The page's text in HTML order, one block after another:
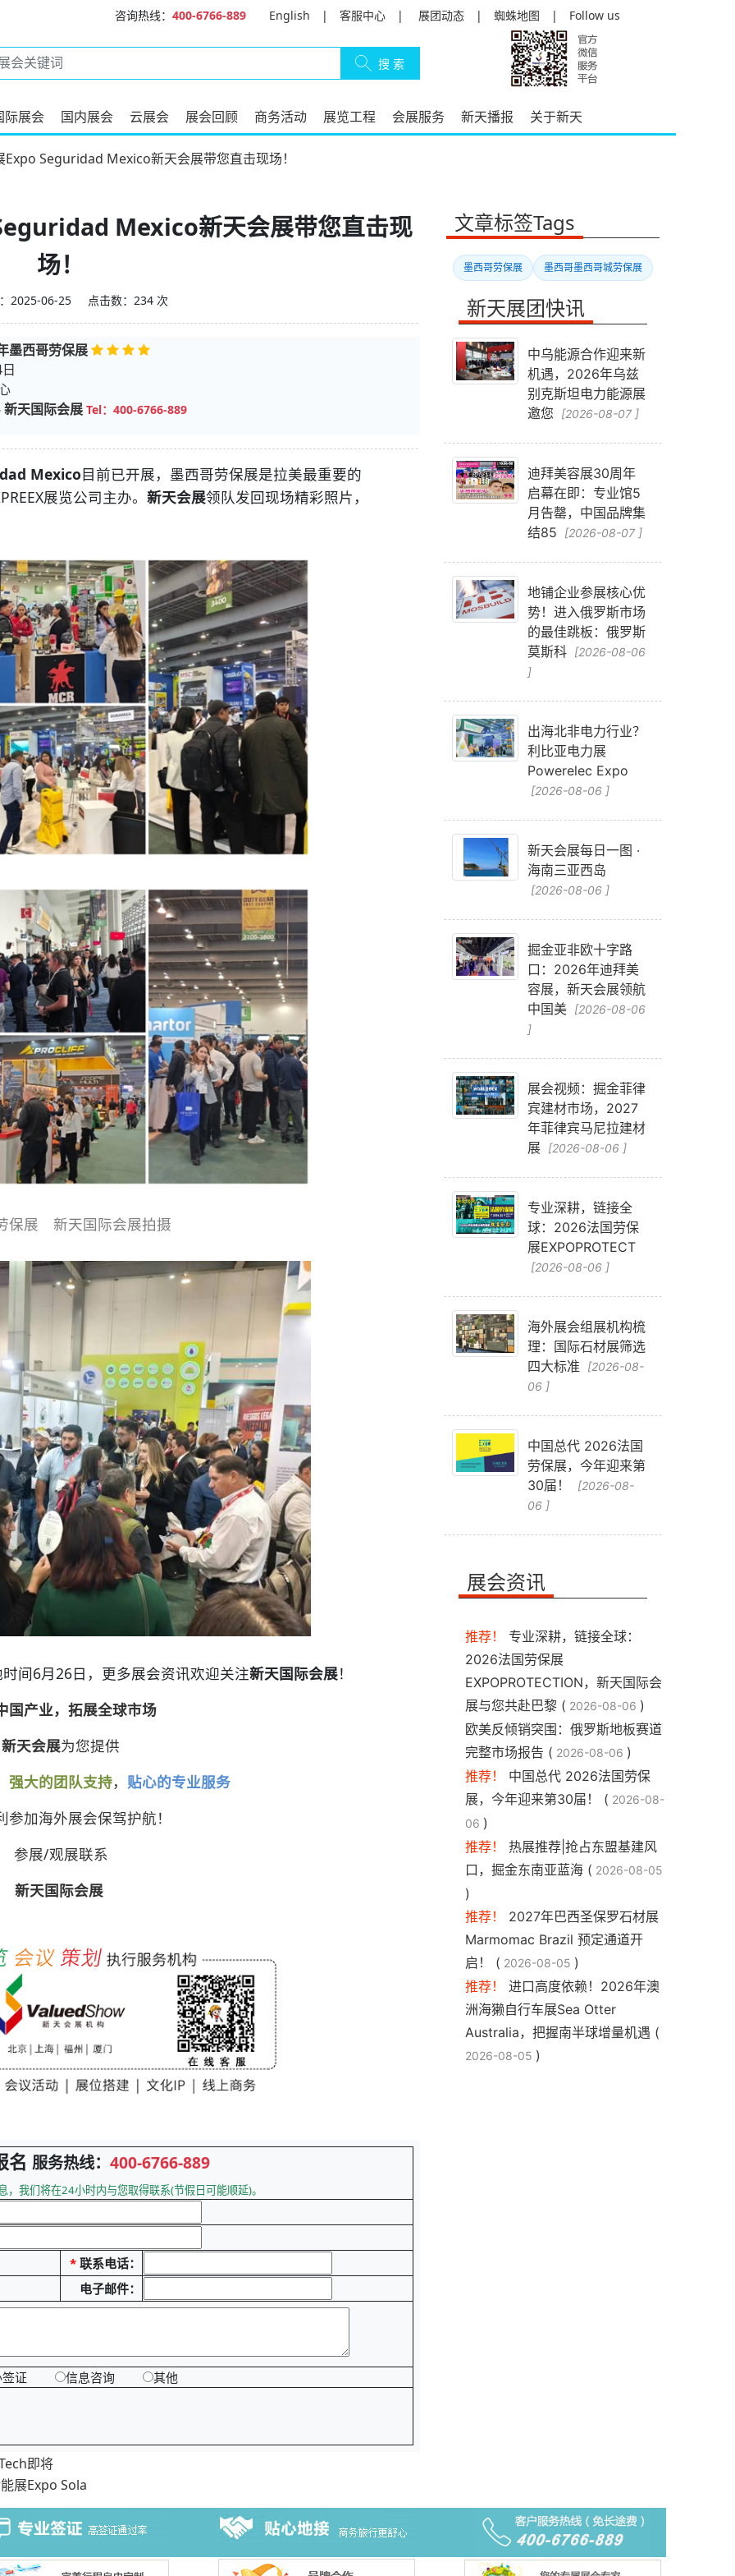
咨询热线： 400-6766-889 English | 客服中心 | 展团动态 | 蜘蛛地图 | Follow us
际展会 国内展会 云展会 展会回顾 商务活动 展览工程 会展服务 新天播报 关于新天
Seguridad Mexico新天会展带您直击现场！
Mexico新天会展带您直击现
场！
2025-06-25 点击数：234 次
墨西哥劳保展
新天国际会展 Tel：400-6766-889
Mexico目前已开展，墨西哥劳保展是拉美最重要的
展览公司主办。 新天会展领队发回现场精彩照片，
保展 新天国际会展拍摄
间6月26日，更多展会资讯欢迎关注新天国际会展！
国产业，拓展全球市场
新天会展为您提供
强大的团队支持， 贴心的专业服务
参加海外展会保驾护航！
参展/观展联系
新天国际会展
名 服务热线： 400-6766-889
，我们将在24小时内与您取得联系(节假日可能顺延)。
* 联系电话：
电子邮件：
证 信息咨询 其他
即将
展Expo Sola
文章标签Tags
墨西哥劳保展 墨西哥墨西哥城劳保展
新天展团快讯
中乌能源合作迎来新
机遇，2026年乌兹
别克斯坦电力能源展
邀您
[2026-08-07 ]
迪拜美容展30周年
启幕在即：专业馆5
月告罄，中国品牌集
结85
[2026-08-07 ]
地铺企业参展核心优
势！进入俄罗斯市场
的最佳跳板：俄罗斯
莫斯科 [2026-08-06
]
出海北非电力行业？
利比亚电力展
Powerelec Expo
[2026-08-06 ]
新天会展每日一图 ·
海南三亚西岛
[2026-08-06 ]
掘金亚非欧十字路
口：2026年迪拜美
容展，新天会展领航
中国美 [2026-08-06
]
展会视频：掘金菲律
宾建材市场，2027
年菲律宾马尼拉建材
展 [2026-08-06 ]
专业深耕，链接全
球：2026法国劳保
展EXPOPROTECT
[2026-08-06 ]
海外展会组展机构梳
理：国际石材展筛选
四大标准
[2026-08-
06 ]
中国总代 2026法国
劳保展，今年迎来第
30届！
[2026-08-
06 ]
展会资讯
推荐！
专业深耕，链接全球：
2026法国劳保展
EXPOPROTECTION，新天国际会
展与您共赴巴黎 ( 2026-08-06 )
​欧美反倾销突围：俄罗斯地板赛道
完整市场报告 ( 2026-08-06 )
推荐！
中国总代 2026法国劳保
展，今年迎来第30届！ ( 2026-08-
06 )
推荐！
热展推荐|抢占东盟基建风
口，掘金东南亚蓝海 ( 2026-08-05
)
推荐！
2027年巴西圣保罗石材展
Marmomac Brazil 预定通道开
启！ ( 2026-08-05 )
推荐！
进口高度依赖！2026年澳
洲海獭自行车展Sea Otter
Australia，把握南半球增量机遇 (
2026-08-05 )